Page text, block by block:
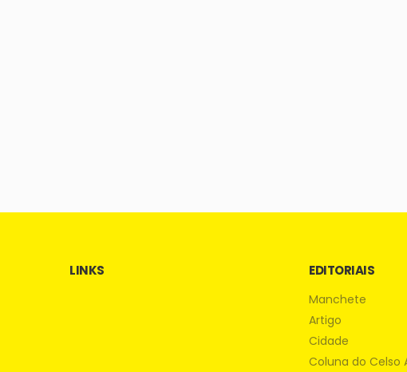
LINKS EDITORIAIS
Manchete
Artigo
Cidade
Coluna do Celso